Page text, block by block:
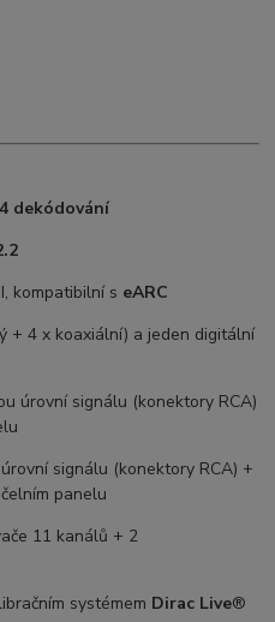
dekódování
kompatibilní s eARC
+ 4 x koaxiální) a jeden digitální
úrovní signálu (konektory RCA)
signálu (konektory RCA) +
panelu
11 kanálů + 2
systémem Dirac Live®